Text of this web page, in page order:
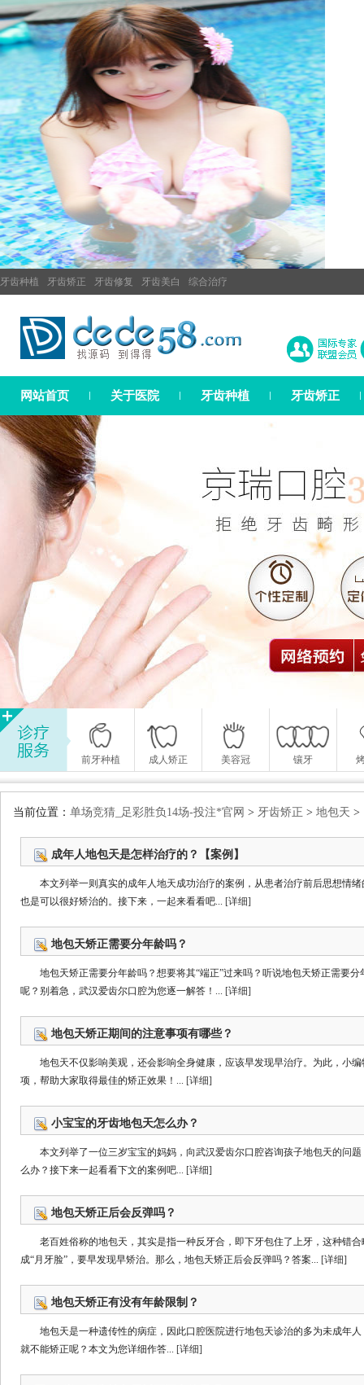
牙齿种植 牙齿矫正 牙齿修复 牙齿美白 综合治疗
网站首页 关于医院 牙齿种植 牙齿矫正
前牙种植 成人矫正 美容冠 镶牙
当前位置： 单场竞猜_足彩胜负14场-投注*官网 > 牙齿矫正 > 地包天 >
成年人地包天是怎样治疗的？【案例】
本文列举一则真实的成年人地天成功治疗的案例，从患者治疗前后思想情
也是可以很好矫治的。接下来，一起来看看吧... [详细]
地包天矫正需要分年龄吗？
地包天矫正需要分年龄吗？想要将其“端正”过来吗？听说地包天矫正需要
呢？别着急，武汉爱齿尔口腔为您逐一解答！... [详细]
地包天矫正期间的注意事项有哪些？
地包天不仅影响美观，还会影响全身健康，应该早发现早治疗。为此，小
项，帮助大家取得最佳的矫正效果！... [详细]
小宝宝的牙齿地包天怎么办？
本文列举了一位三岁宝宝的妈妈，向武汉爱齿尔口腔咨询孩子地包天的问
么办？接下来一起看看下文的案例吧... [详细]
地包天矫正后会反弹吗？
老百姓俗称的地包天，其实是指一种反牙合，即下牙包住了上牙，这种错
成“月牙脸”，要早发现早矫治。那么，地包天矫正后会反弹吗？答案... [详细]
地包天矫正有没有年龄限制？
地包天是一种遗传性的病症，因此口腔医院进行地包天诊治的多为未成年
就不能矫正呢？本文为您详细作答... [详细]